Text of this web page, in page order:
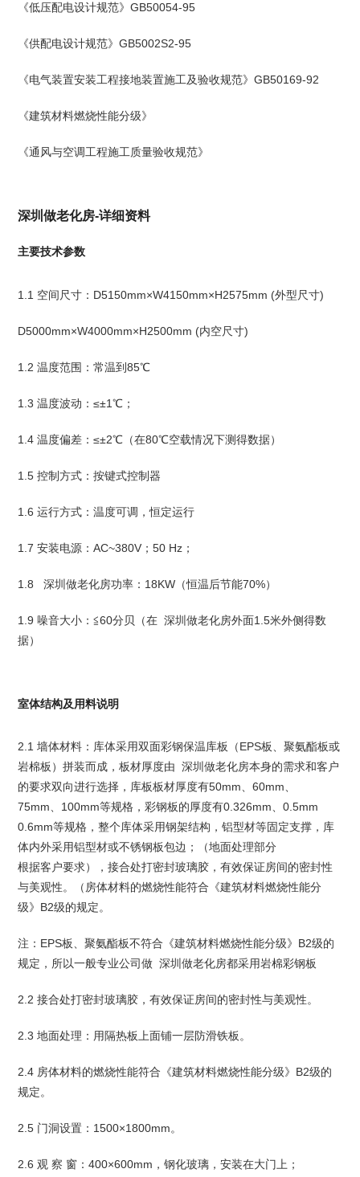
《低压配电设计规范》GB50054-95
《供配电设计规范》GB5002S2-95
《电气装置安装工程接地装置施工及验收规范》GB50169-92
《建筑材料燃烧性能分级》
《通风与空调工程施工质量验收规范》
深圳做老化房-详细资料
主要技术参数
1.1 空间尺寸：D5150mm×W4150mm×H2575mm (外型尺寸)
D5000mm×W4000mm×H2500mm (内空尺寸)
1.2 温度范围：常温到85℃
1.3 温度波动：≤±1℃；
1.4 温度偏差：≤±2℃（在80℃空载情况下测得数据）
1.5 控制方式：按键式控制器
1.6 运行方式：温度可调，恒定运行
1.7 安装电源：AC~380V；50 Hz；
1.8 深圳做老化房功率：18KW（恒温后节能70%）
1.9 噪音大小：≦60分贝（在 深圳做老化房外面1.5米外侧得数
据）
室体结构及用料说明
2.1 墙体材料：库体采用双面彩钢保温库板（EPS板、聚氨酯板或
岩棉板）拼装而成，板材厚度由 深圳做老化房本身的需求和客户
的要求双向进行选择，库板板材厚度有50mm、60mm、
75mm、100mm等规格，彩钢板的厚度有0.326mm、0.5mm
0.6mm等规格，整个库体采用钢架结构，铝型材等固定支撑，库
体内外采用铝型材或不锈钢板包边；（地面处理部分
根据客户要求），接合处打密封玻璃胶，有效保证房间的密封性
与美观性。（房体材料的燃烧性能符合《建筑材料燃烧性能分
级》B2级的规定。
注：EPS板、聚氨酯板不符合《建筑材料燃烧性能分级》B2级的
规定，所以一般专业公司做 深圳做老化房都采用岩棉彩钢板
2.2 接合处打密封玻璃胶，有效保证房间的密封性与美观性。
2.3 地面处理：用隔热板上面铺一层防滑铁板。
2.4 房体材料的燃烧性能符合《建筑材料燃烧性能分级》B2级的
规定。
2.5 门洞设置：1500×1800mm。
2.6 观 察 窗：400×600mm，钢化玻璃，安装在大门上；